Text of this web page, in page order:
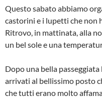
Questo sabato abbiamo
castorini e i lupetti che non
Ritrovo, in mattinata, alla
un bel sole e una
Dopo una bella
arrivati al bellissimo posto
che tutti erano molto